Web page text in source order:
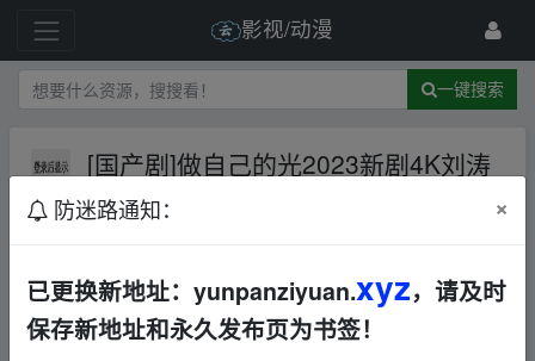
影视/动漫
一键搜索
[国产剧]做自己的光2023新剧4K刘涛
主演
做自己的光 (2023)fr、om w‥ww.y un pan▁zi yu a
n.xy▂z
防迷路通知： ×
已更换新地址：yunpanziyuan.xyz，请及时
保存新地址和永久发布页为书签！